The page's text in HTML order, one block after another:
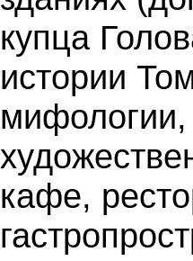
купца
истории
мифологии,
кафе,